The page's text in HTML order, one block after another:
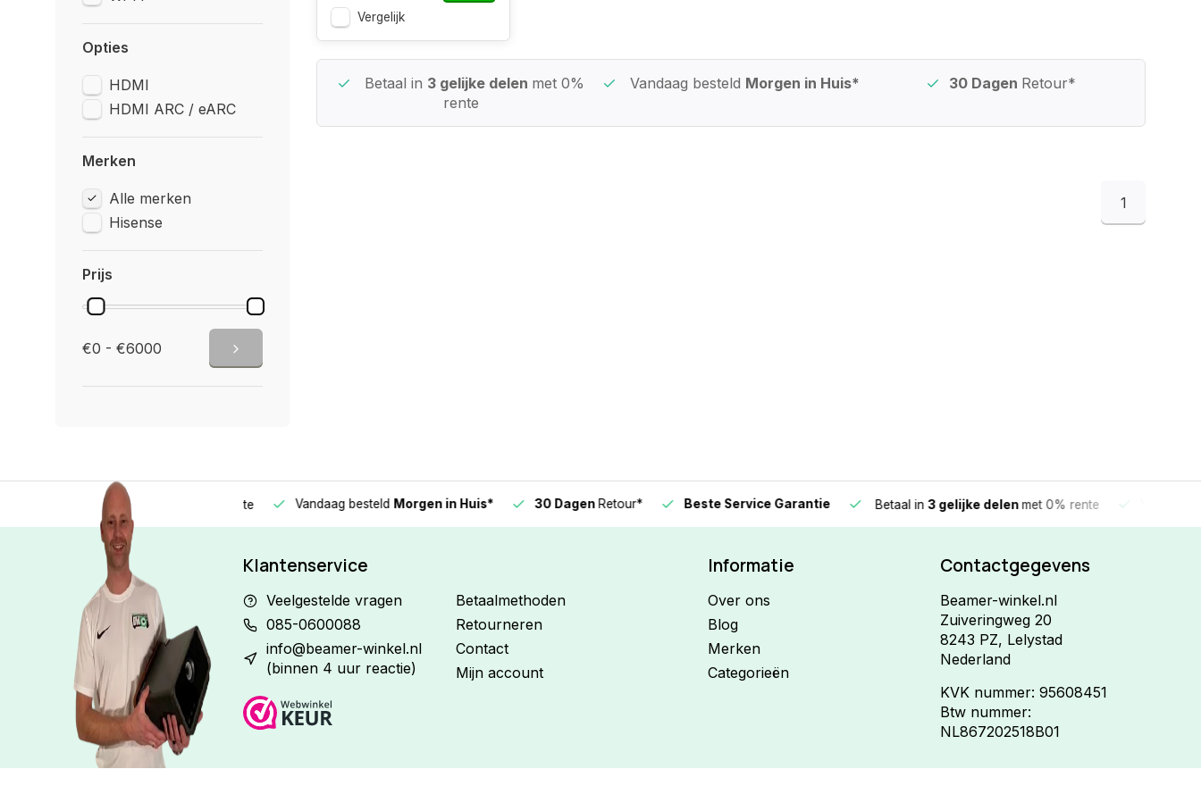
Opties
HDMI
HDMI ARC / eARC
Merken
Alle merken
Hisense
Prijs
€0 - €6000
Vergelijk
Beste Service Garantie Betaal in 3 gelijke delen met 0%
rente
Vandaag besteld Morgen in Huis* 30 Dagen Retour*
1
3 gelijke delen Vandaag besteldMorgen in Huis* 30 DagenRetour* Beste Service Garantie Betaal in3 gelijke delenmet 0% rente Vandaag
Klantenservice
Veelgestelde vragen
085-0600088
info@beamer-winkel.nl
(binnen 4 uur reactie)
Betaalmethoden
Retourneren
Contact
Mijn account
Informatie
Over ons
Blog
Merken
Categorieën
Contactgegevens
Beamer-winkel.nl
Zuiveringweg 20
8243 PZ, Lelystad
Nederland
KVK nummer: 95608451
Btw nummer:
NL867202518B01